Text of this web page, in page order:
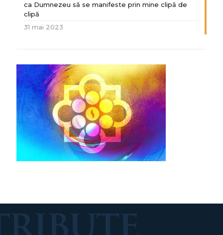
ca Dumnezeu să se manifeste prin mine clipă de
clipă
31 mai 2023